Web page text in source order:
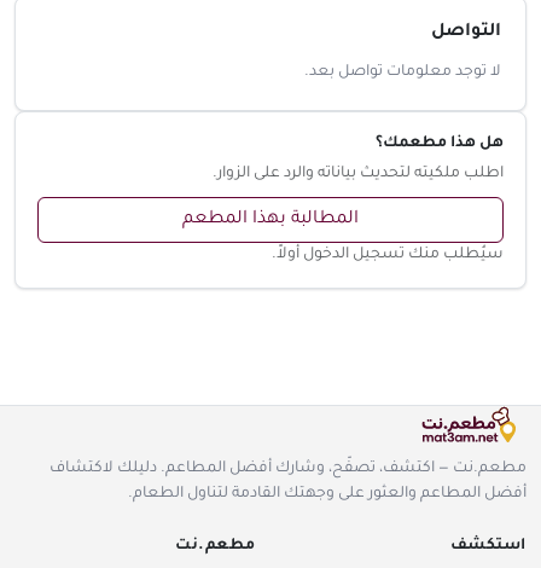
التواصل
لا توجد معلومات تواصل بعد.
هل هذا مطعمك؟
اطلب ملكيته لتحديث بياناته والرد على الزوار.
المطالبة بهذا المطعم
سيُطلب منك تسجيل الدخول أولاً.
مطعم.نت — اكتشف، تصفّح، وشارك أفضل المطاعم. دليلك لاكتشاف
أفضل المطاعم والعثور على وجهتك القادمة لتناول الطعام.
استكشف مطعم.نت